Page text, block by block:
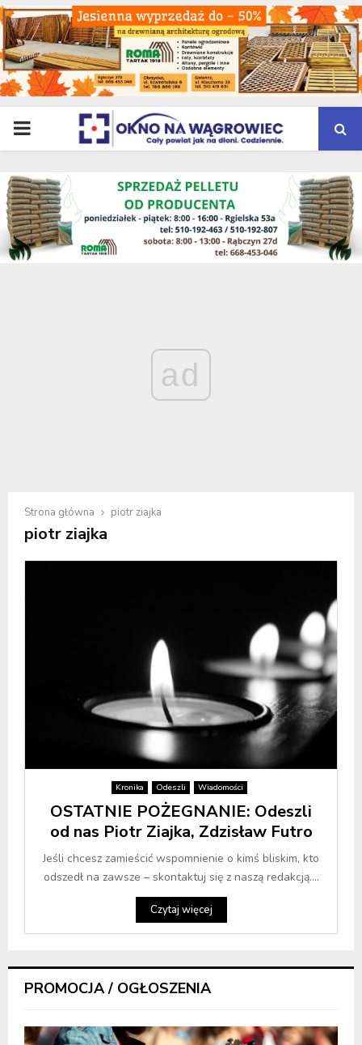
PRIMARY
MENU
ad
Strona główna piotr ziajka
piotr ziajka
Kronika Odeszli Wiadomości
OSTATNIE POŻEGNANIE: Odeszli
od nas Piotr Ziajka, Zdzisław Futro
Jeśli chcesz zamieścić wspomnienie o kimś bliskim, kto
odszedł na zawsze – skontaktuj się z naszą redakcją....
Czytaj więcej
PROMOCJA / OGŁOSZENIA